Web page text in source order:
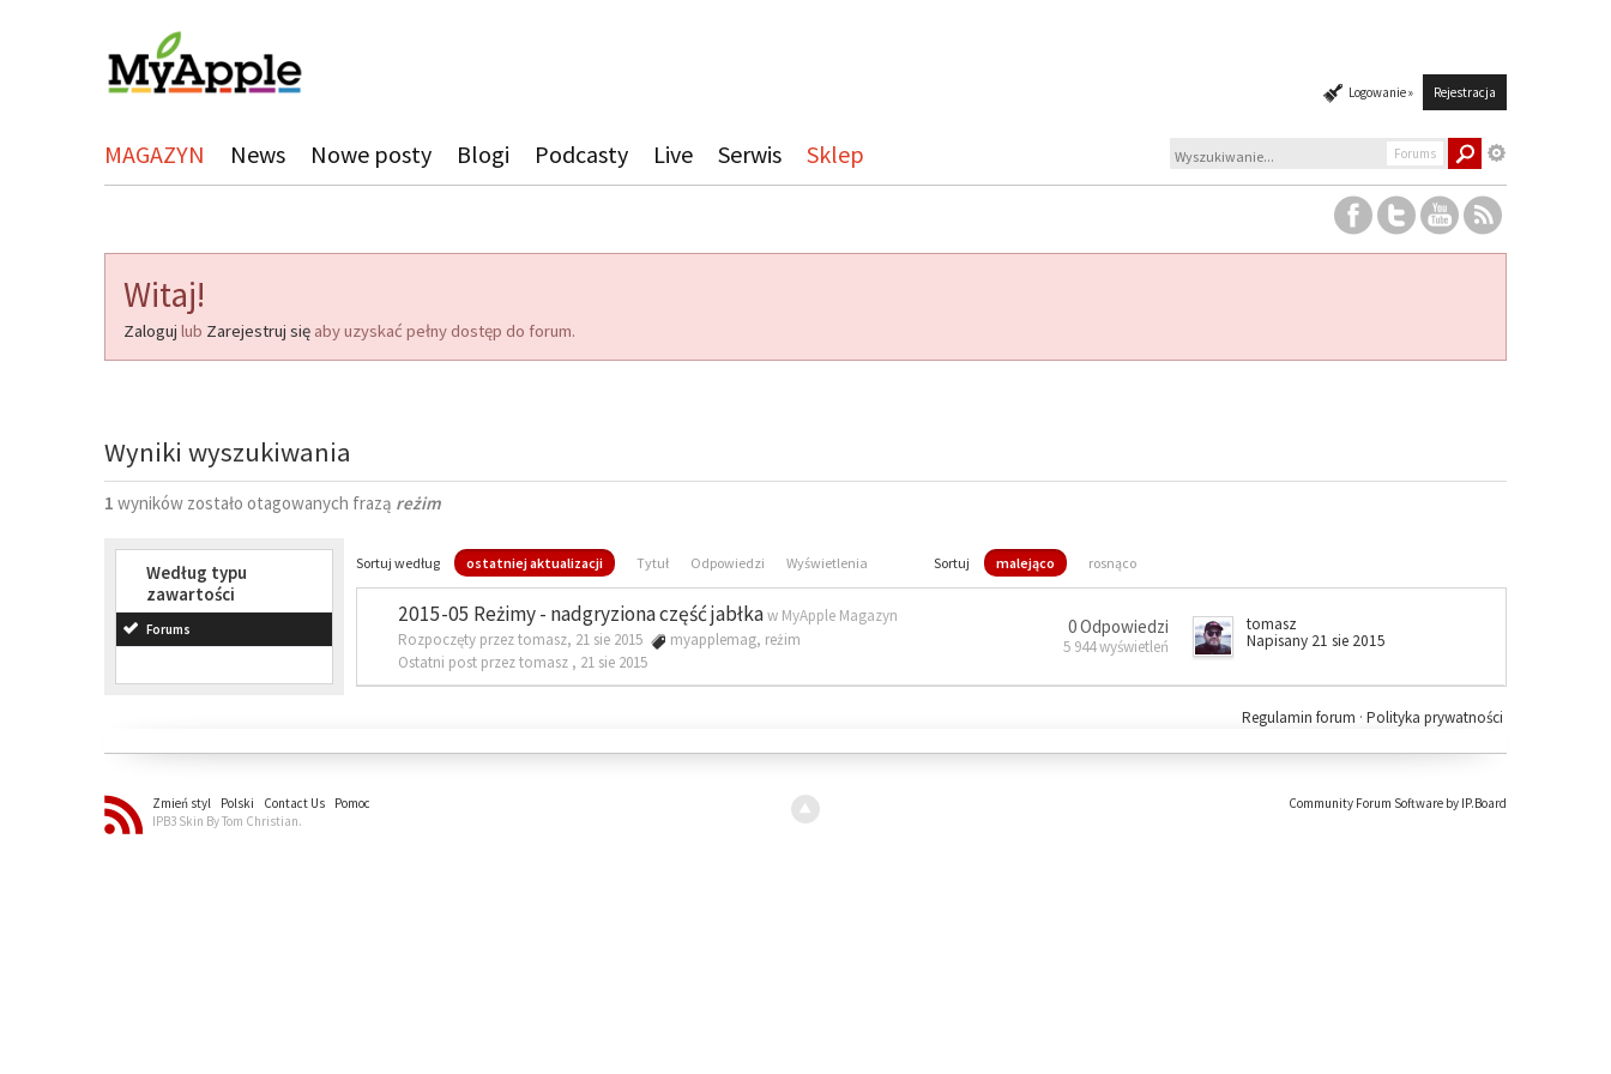
Logowanie » Rejestracja
MAGAZYN News Nowe posty Blogi Podcasty Live Serwis Sklep Forums
Witaj!
Zaloguj lub Zarejestruj się aby uzyskać pełny dostęp do forum.
Wyniki wyszukiwania
1 wyników zostało otagowanych frazą reżim
Według typu
zawartości
Forums
Sortuj według ostatniej aktualizacji Tytuł Odpowiedzi Wyświetlenia Sortuj malejąco rosnąco
2015-05 Reżimy - nadgryziona część jabłkaw MyApple Magazyn
Rozpoczęty przez tomasz, 21 sie 2015
myapplemag, reżim
Ostatni post przez tomasz , 21 sie 2015
0 Odpowiedzi
5 944 wyświetleń
tomasz
Napisany 21 sie 2015
Polityka prywatności
Regulamin forum ·
Zmień styl Polski Contact Us
Pomoc
IPB3 Skin By Tom Christian.
Community Forum Software by IP.Board